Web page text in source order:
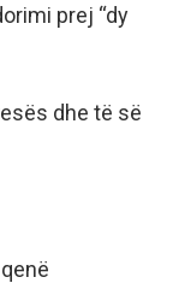
prej “dy
dhe të së